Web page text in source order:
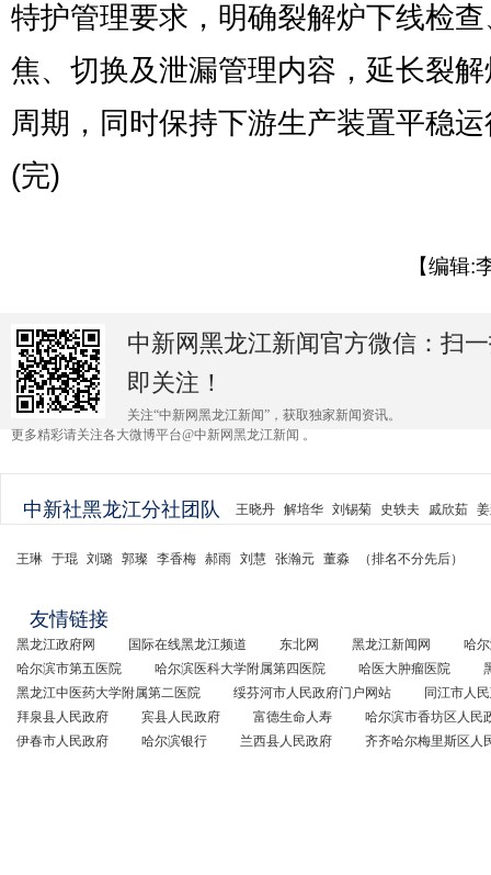
特护管理要求，明确裂解炉下线检
焦、切换及泄漏管理内容，延长裂
周期，同时保持下游生产装置平稳
(完)
【编辑:
中新网黑龙江新闻官方微信：扫
即关注！
关注“中新网黑龙江新闻”，获取独家新闻资讯。
更多精彩请关注各大微博平台@中新网黑龙江新闻 。
中新社黑龙江分社团队 王晓丹 解培华 刘锡菊 史轶夫 戚欣茹
王琳 于琨 刘璐 郭璨 李香梅 郝雨 刘慧 张瀚元 董淼 （排名不分先后）
友情链接
黑龙江政府网 国际在线黑龙江频道 东北网 黑龙江新闻网
哈
哈尔滨市第五医院
哈尔滨医科大学附属第四医院 哈医大肿瘤医院
黑龙江中医药大学附属第二医院
绥芬河市人民政府门户网站
同江市人
拜泉县人民政府
宾县人民政府 富德生命人寿
哈尔滨市香坊区人民
伊春市人民政府
哈尔滨银行 兰西县人民政府 齐齐哈尔梅里斯区人